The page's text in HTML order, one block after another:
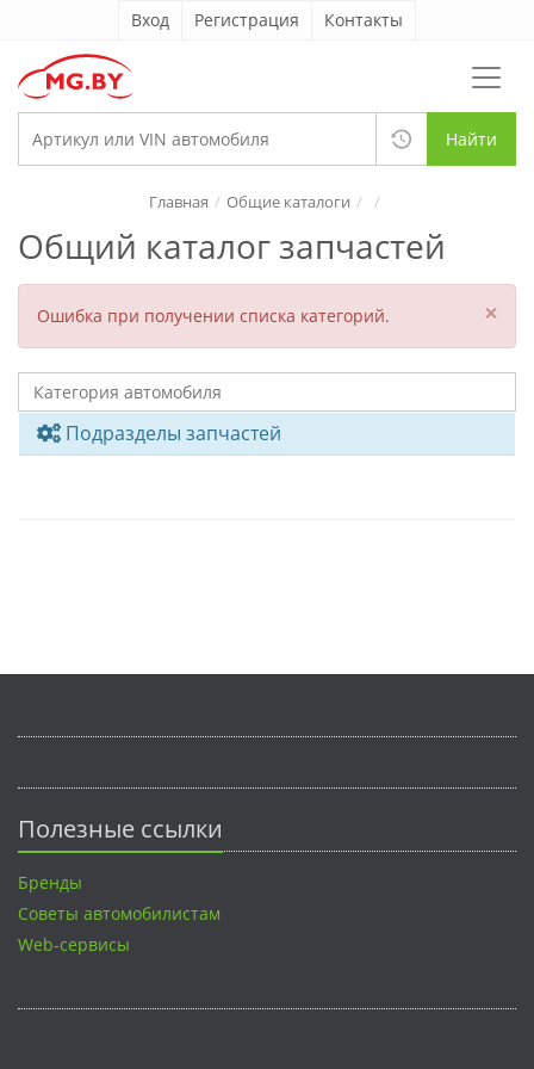
Вход Регистрация Контакты
Найти
Общий каталог запчастей
Главная Общие каталоги
Ошибка при получении списка категорий. ×
Подразделы запчастей
Полезные ссылки
Бренды
Советы автомобилистам
Web-сервисы